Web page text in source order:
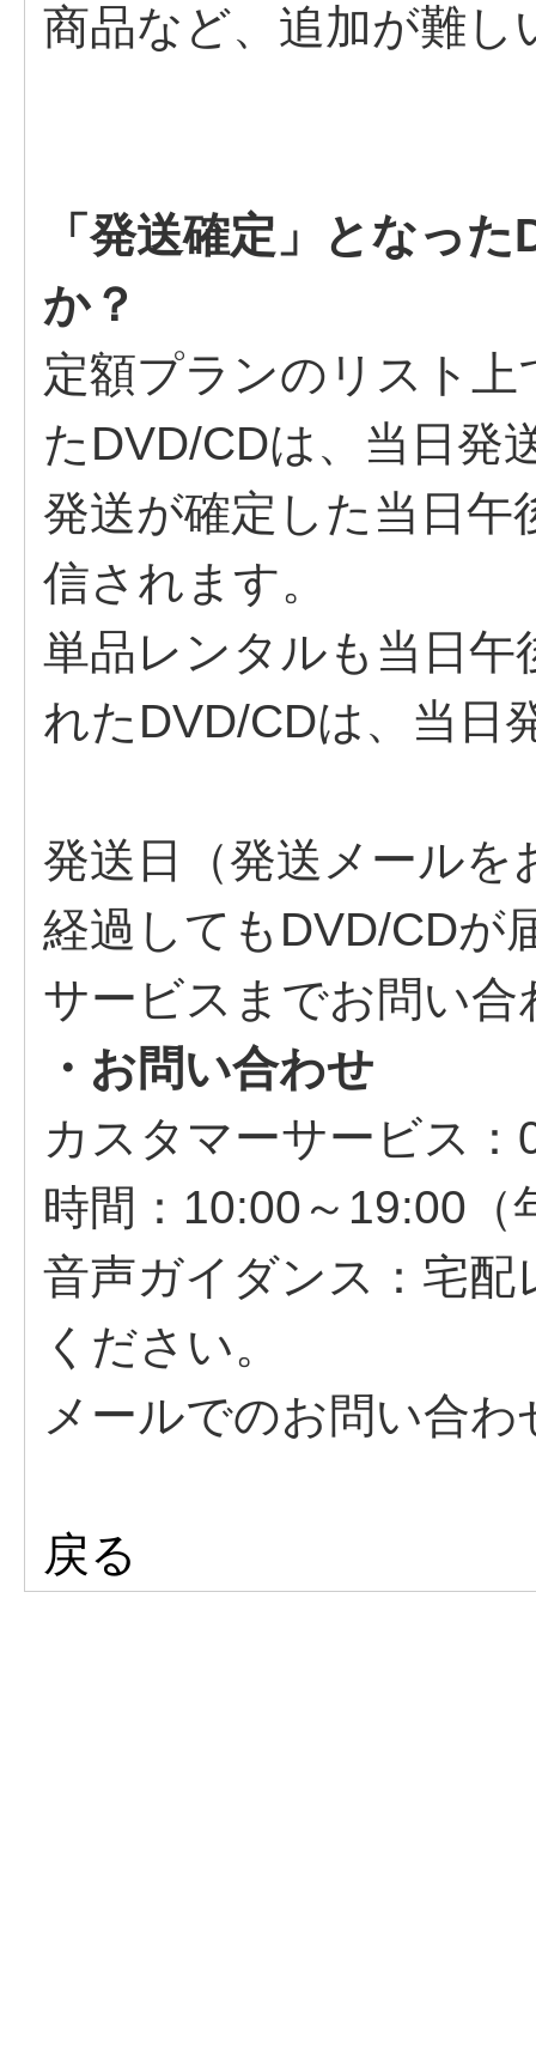
商品など、追加が難し
「発送確定」となっ
か？
定額プランのリスト
たDVD/CDは、当日発
発送が確定した当日午
信されます。
単品レンタルも当日
れたDVD/CDは、当日
発送日（発送メール
経過してもDVD/CDが
サービスまでお問い
・お問い合わせ
カスタマーサービス
時間：10:00～19:00（
音声ガイダンス：宅
ください。
メールでのお問い合わ
戻る